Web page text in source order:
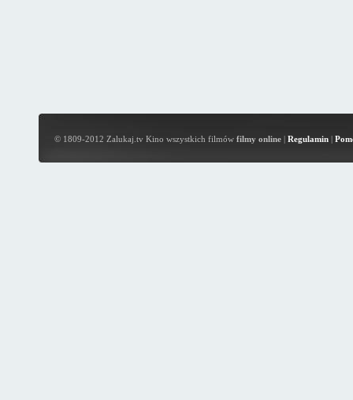
© 1809-2012 Zalukaj.tv Kino wszystkich filmów filmy online| Regulamin|